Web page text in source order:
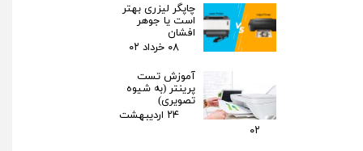
چاپگر لیزری بهتر
است یا جوهر
افشان
۰۸ خرداد ۰۲
آموزش تست
پرینتر (به شیوه
تصویری)
۲۴ اردیبهشت
۰۲